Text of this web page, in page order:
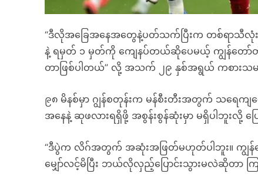
“ဒီလိုအခြေအနေအတွေနဲ့ပတ်သက်ပြီးက တစ်ရာသီလုံ
နဲ့ ရမှတ် ၁ မှတ်ကို ကျေနပ်တယ်ဆိုပေမယ့် ကျွန်တော်
တာဖြစ်ပါတယ်” လို့ အသက် ၂၉ နှစ်အရွယ် ကစားသမာ
၉၈ မိနစ်မှာ ဂျွန်စတုန်းက မန်စီးတီးအတွက် သရေ
အနေနဲ့ ဆုဖလားရရှိဖို့ အစွန်းစွန်ဆုံးမှာ မရှိပါဘူးလို့ ပြ
“ဒီပွဲက လိဂ်အတွက် အဆုံးအဖြတ်မဟုတ်ပါဘူး။ က
မျှော်လင့်မိပြီး ဘယ်လိုလှည့်ပြောင်းသွားမလဲဆိုတာ က